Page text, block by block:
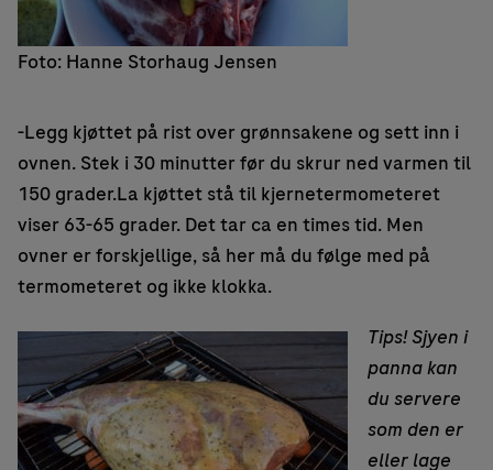
Foto: Hanne Storhaug Jensen
-Legg kjøttet på rist over grønnsakene og sett inn i
ovnen. Stek i 30 minutter før du skrur ned varmen til
150 grader.La kjøttet stå til kjernetermometeret
viser 63-65 grader. Det tar ca en times tid. Men
ovner er forskjellige, så her må du følge med på
termometeret og ikke klokka.
Tips! Sjyen i
panna kan
du servere
som den er
eller lage